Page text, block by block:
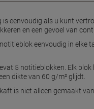
eenvoudig als u kunt
en een gevoel van
eenvoudig in
5 notitieblokken. Elk
dikte van 60 g/m² glijdt.
is niet alleen gemaakt